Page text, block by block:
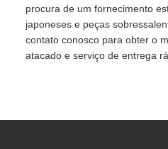
procura de um fornecimento
japoneses e peças
contato conosco para obter o
atacado e serviço de entrega